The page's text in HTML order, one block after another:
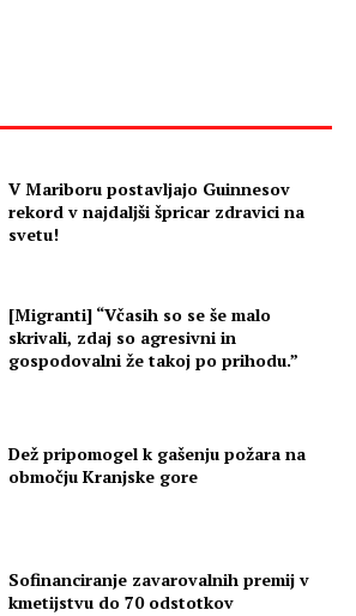
V Mariboru postavljajo Guinnesov
rekord v najdaljši špricar zdravici na
svetu!
[Migranti] “Včasih so se še malo
skrivali, zdaj so agresivni in
gospodovalni že takoj po prihodu.”
Dež pripomogel k gašenju požara na
območju Kranjske gore
Sofinanciranje zavarovalnih premij v
kmetijstvu do 70 odstotkov